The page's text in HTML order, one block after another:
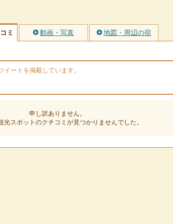
ミ 動画・写真 地図・周辺の宿
イートを掲載しています。
申し訳ありません。
光スポットのクチコミが見つかりませんでした。